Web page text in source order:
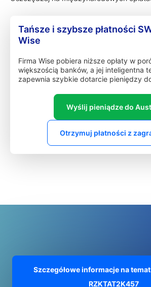
Tańsze i szybsze płatności
Wise
Firma Wise pobiera niższe opłaty w
większością banków, a jej inteligentna
zapewnia szybkie dotarcie pieniędzy
Wyślij pieniądze do
Otrzymuj płatności z
Szczegółowe informacje na
RZKTAT2K457